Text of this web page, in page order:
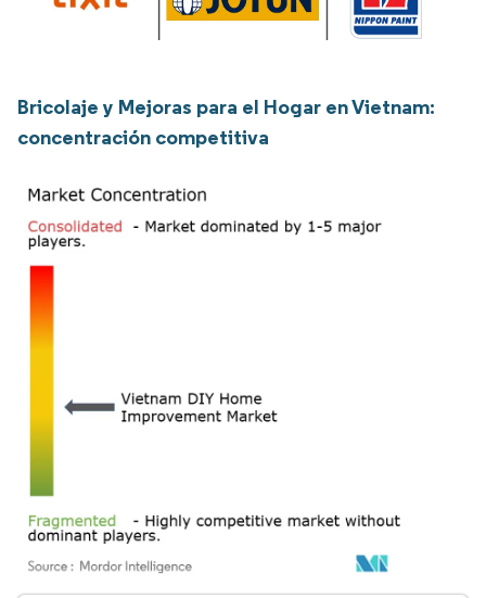
Bricolaje y Mejoras para el Hogar en Vietnam:
concentración competitiva